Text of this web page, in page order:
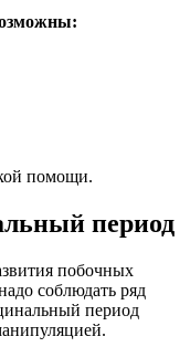
помощи.
период
побочных
соблюдать ряд
период